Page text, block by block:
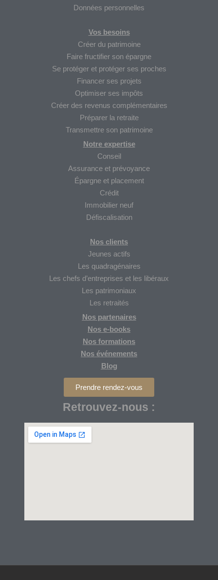
Données personnelles
Vos besoins
Créer du patrimoine
Faire fructifier son épargne
Se protéger et protéger ses proches
Financer ses projets
Optimiser ses impôts
Créer des revenus complémentaires
Préparer la retraite
Transmettre son patrimoine
Notre expertise
Conseil
Assurance et prévoyance
Épargne et placement
Crédit
Immobilier neuf
Défiscalisation
Nos clients
Jeunes actifs
Les quadragénaires
Les chefs d’entreprises et les libéraux
Les patrimoniaux
Les retraités
Nos partenaires
Nos e-books
Nos formations
Nos événements
Blog
Prendre rendez-vous
Retrouvez-nous :